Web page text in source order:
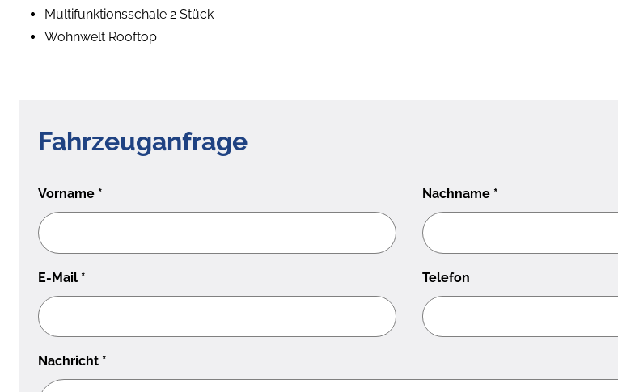
Multifunktionsschale 2 Stück
Wohnwelt Rooftop
Fahrzeuganfrage
Vorname * Nachname *
E-Mail * Telefon
Nachricht *